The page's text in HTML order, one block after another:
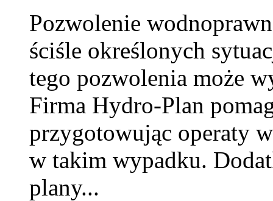
Pozwolenie
ściśle określonych
tego pozwolenia może
Firma Hydro-Plan
przygotowując operaty
w takim wypadku.
plany...